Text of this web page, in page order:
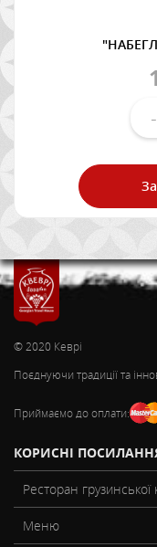
-
© 2020 Кеврі
Поєднуючи традиції та
Приймаємо до оплати:
КОРИСНІ
Ресторан грузинської
Меню